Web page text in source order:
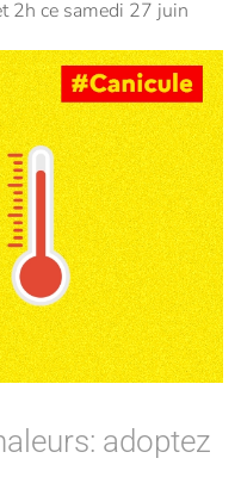
2h ce samedi 27 juin
adoptez